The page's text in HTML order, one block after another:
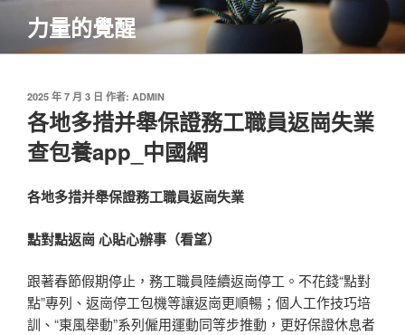
主
力量的覺醒
發
佈
於
2025 年 7 月 3 日 作者: ADMIN
各地多措并舉保證務工職員返崗失業
查包養app_中國網
各地多措并舉保證務工職員返崗失業
點對點返崗 心貼心辦事（看望）
跟著春節假期停止，務工職員陸續返崗停工。不花錢“點對
點”專列、返崗停工包機等讓返崗更順暢；個人工作技巧培
訓、“東風舉動”系列僱用運動同等步推動，更好保證休息者